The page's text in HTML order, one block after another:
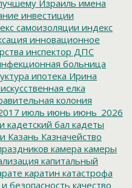
Израиль имена
инвестиции
самоизоляции индекс
инновационное
инспектор ДПС
больница
ипотека Ирина
искусственная елка
колония
июль июнь июнь_2026
кадетский бал кадеты
Казань Казначейство
камера камеры
капитальный
каратин катастрофа
безопасность качество